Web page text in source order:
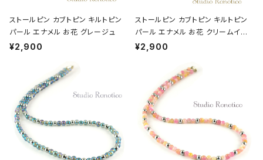
ストールピン カブトピン キルトピン
パール エナメル お花 グレージュ
¥2,900
ストールピン カブトピン キルトピン
パール エナメル お花 クリームイエ
ロー
¥2,900